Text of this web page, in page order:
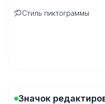
Стиль пиктограммы
Значок